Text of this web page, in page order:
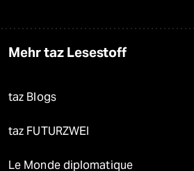
Mehr taz Lesestoff
taz Blogs
taz FUTURZWEI
Le Monde diplomatique